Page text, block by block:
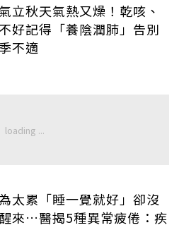
立秋天氣熱又燥！乾咳、
好記得「養陰潤肺」告別
不適
太累「睡一覺就好」卻沒
來…醫揭5種異常疲倦：疾